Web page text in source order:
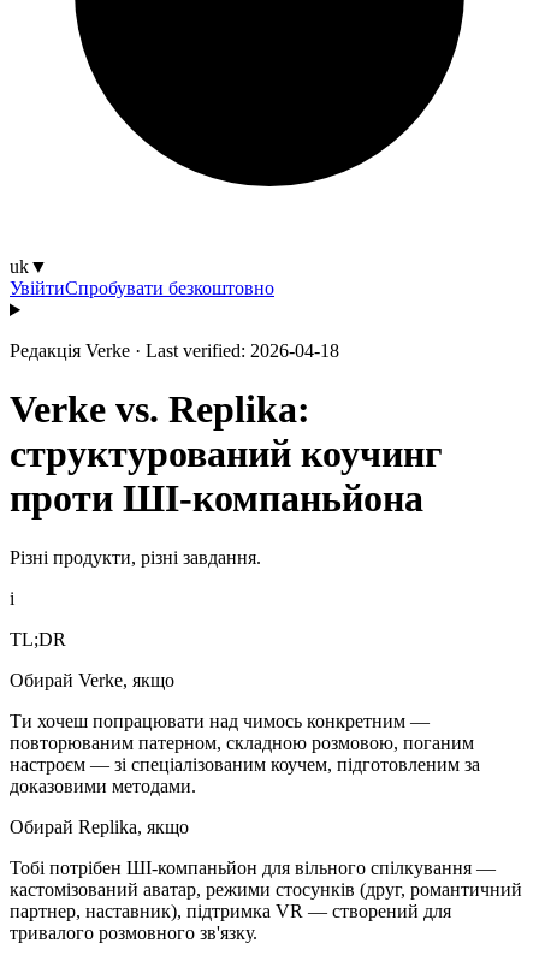
uk▼
УвійтиСпробувати безкоштовно
Редакція Verke · Last verified: 2026-04-18
Verke vs. Replika:
структурований коучинг
проти ШІ-компаньйона
Різні продукти, різні завдання.
i
TL;DR
Обирай Verke, якщо
Ти хочеш попрацювати над чимось конкретним —
повторюваним патерном, складною розмовою, поганим
настроєм — зі спеціалізованим коучем, підготовленим за
доказовими методами.
Обирай Replika, якщо
Тобі потрібен ШІ-компаньйон для вільного спілкування —
кастомізований аватар, режими стосунків (друг, романтичний
партнер, наставник), підтримка VR — створений для
тривалого розмовного зв'язку.